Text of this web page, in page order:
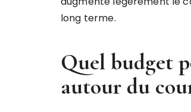
long terme.
Quel budget
autour du